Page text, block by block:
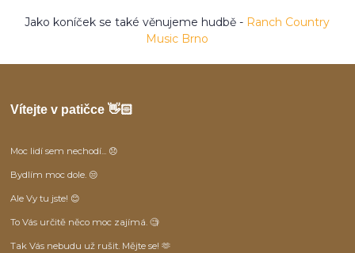
Jako koníček se také věnujeme hudbě - Ranch Country
Music Brno
Vítejte v patičce 👋🏻
Moc lidí sem nechodí... 😞
Bydlím moc dole. 😒
Ale Vy tu jste! 😊
To Vás určitě něco moc zajímá. 🧐
Tak Vás nebudu už rušit. Mějte se! 🫶